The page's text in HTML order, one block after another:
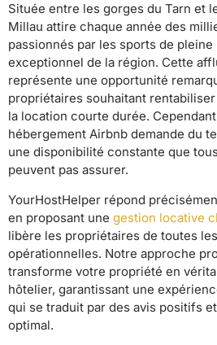
Située entre les gorges du Tarn et
Millau attire chaque année des
passionnés par les sports de
exceptionnel de la région. Cette
représente une opportunité
propriétaires souhaitant
la location courte durée.
hébergement Airbnb demande du
une disponibilité constante que
peuvent pas assurer.
YourHostHelper répond
en proposant une gestion locative
libère les propriétaires de toutes
opérationnelles. Notre approche
transforme votre propriété en
hôtelier, garantissant une
qui se traduit par des avis positifs
optimal.